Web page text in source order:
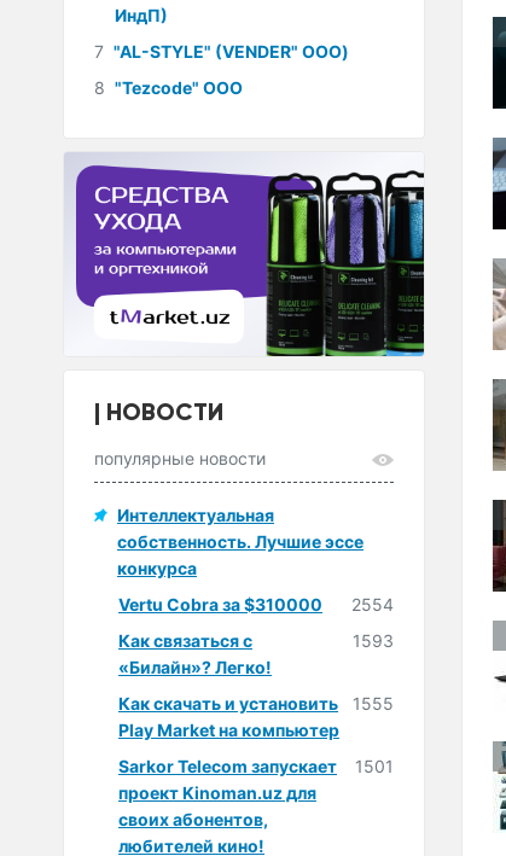
ИндП)
7 "AL-STYLE" (VENDER" ООО)
8 "Tezcode" ООО
НОВОСТИ
популярные новости
Интеллектуальная
собственность. Лучшие эссе
конкурса
Vertu Cobra за $310000
2554
Как связаться с
«Билайн»? Легко!
1593
Как скачать и установить
Play Market на компьютер
1555
Sarkor Telecom запускает
проект Kinoman.uz для
своих абонентов,
любителей кино!
1501